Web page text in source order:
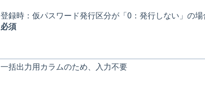
登録時：仮パスワード発行区分が「0：発行しない」の場
必須
一括出力用カラムのため、入力不要